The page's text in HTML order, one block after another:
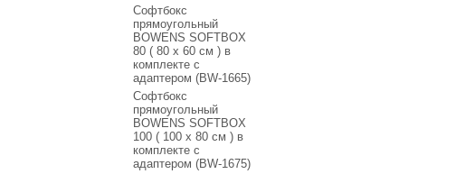
Софтбокс
прямоугольный
BOWENS SOFTBOX
80 ( 80 x 60 см ) в
комплекте с
адаптером (BW-1665)
Софтбокс
прямоугольный
BOWENS SOFTBOX
100 ( 100 x 80 см ) в
комплекте с
адаптером (BW-1675)